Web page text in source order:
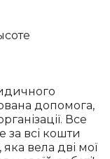
допомога,
Все
за всі кошти
вела дві мої